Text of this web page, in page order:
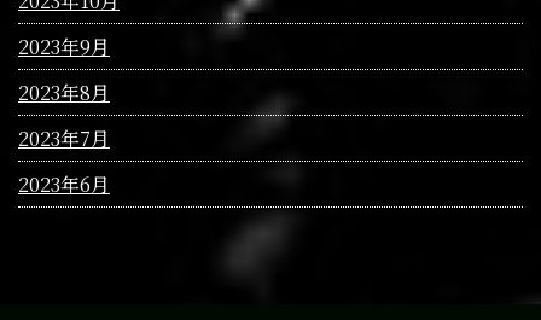
2023年9月
2023年8月
2023年7月
2023年6月